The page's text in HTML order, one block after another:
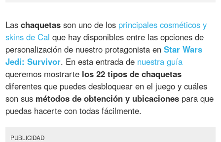
Laschaquetas son uno de los principales cosméticos y
skins de Cal que hay disponibles entre las opciones de
personalización de nuestro protagonista enStar Wars
Jedi: Survivor. En esta entrada de nuestra guía
queremos mostrarte los 22 tipos de chaquetas
diferentes que puedes desbloquear en el juego y cuáles
son sus métodos de obtención y ubicaciones para que
puedas hacerte con todas fácilmente.
PUBLICIDAD